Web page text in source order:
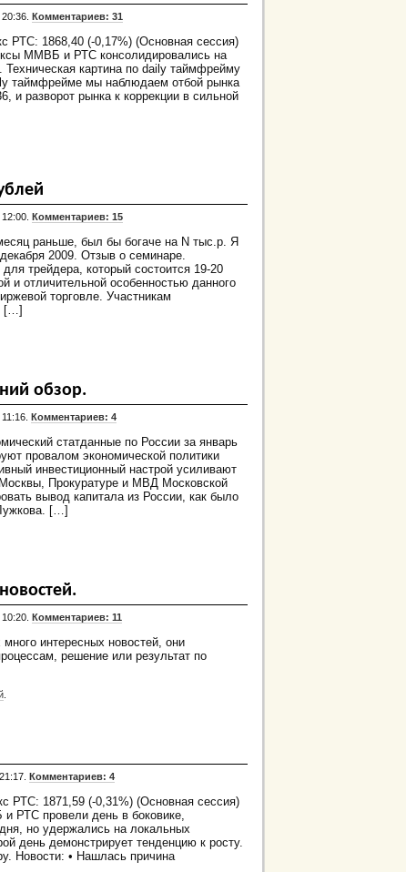
Комментариев: 31
РТС: 1868,40 (-0,17%) (Основная сессия)
ММВБ и РТС консолидировались на
картина по daily таймфрейму
таймфрейме мы наблюдаем отбой рынка
и разворот рынка к коррекции в сильной
Комментариев: 15
раньше, был бы богаче на N тыс.р. Я
2009. Отзыв о семинаре.
трейдера, который состоится 19-20
и отличительной особенностью данного
торговле. Участникам
[…]
обзор.
Комментариев: 4
статданные по России за январь
провалом экономической политики
инвестиционный настрой усиливают
Прокуратуре и МВД Московской
вывод капитала из России, как было
[…]
Комментариев: 11
интересных новостей, они
решение или результат по
Комментариев: 4
РТС: 1871,59 (-0,31%) (Основная сессия)
РТС провели день в боковике,
но удержались на локальных
день демонстрирует тенденцию к росту.
Новости: • Нашлась причина